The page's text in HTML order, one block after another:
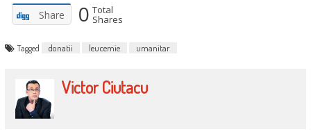
Share 0 Total
Shares
Tagged donatii leucemie umanitar
Victor Ciutacu